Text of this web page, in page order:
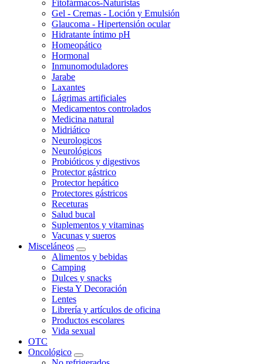
Fitofármacos-Naturistas
Gel - Cremas - Loción y Emulsión
Glaucoma - Hipertensión ocular
Hidratante íntimo pH
Homeopático
Hormonal
Inmunomoduladores
Jarabe
Laxantes
Lágrimas artificiales
Medicamentos controlados
Medicina natural
Midriático
Neurologicos
Neurológicos
Probióticos y digestivos
Protector gástrico
Protector hepático
Protectores gástricos
Receturas
Salud bucal
Suplementos y vitaminas
Vacunas y sueros
Misceláneos
Alimentos y bebidas
Camping
Dulces y snacks
Fiesta Y Decoración
Lentes
Librería y artículos de oficina
Productos escolares
Vida sexual
OTC
Oncológico